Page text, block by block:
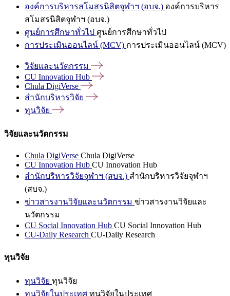
องค์การบริหารสโมสรนิสิตจุฬาฯ (อบจ.) องค์การบริหาร
สโมสรนิสิตจุฬาฯ (อบจ.)
ศูนย์การศึกษาทั่วไป ศูนย์การศึกษาทั่วไป
การประเมินออนไลน์ (MCV) การประเมินออนไลน์ (MCV)
วิจัยและนวัตกรรม
CU Innovation Hub
Chula DigiVerse
สำนักบริหารวิจัย
ทุนวิจัย
วิจัยและนวัตกรรม
Chula DigiVerse Chula DigiVerse
CU Innovation Hub CU Innovation Hub
สำนักบริหารวิจัยจุฬาฯ (สบจ.) สำนักบริหารวิจัยจุฬาฯ
(สบจ.)
ข่าวสารงานวิจัยและนวัตกรรม ข่าวสารงานวิจัยและ
นวัตกรรม
CU Social Innovation Hub CU Social Innovation Hub
CU-Daily Research CU-Daily Research
ทุนวิจัย
ทุนวิจัย ทุนวิจัย
ทุนวิจัยในประเทศ ทุนวิจัยในประเทศ